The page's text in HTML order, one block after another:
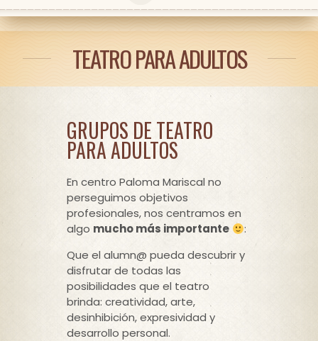
TEATRO PARA ADULTOS
GRUPOS DE TEATRO
PARA ADULTOS
En centro Paloma Mariscal no
perseguimos objetivos
profesionales, nos centramos en
algo mucho más importante
:
Que el alumn@ pueda descubrir y
disfrutar de todas las
posibilidades que el teatro
brinda: creatividad, arte,
desinhibición, expresividad y
desarrollo personal.